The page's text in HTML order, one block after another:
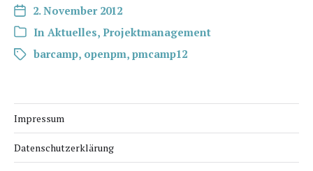
2. November 2012
In Aktuelles, Projektmanagement
barcamp, openpm, pmcamp12
Impressum
Datenschutzerklärung